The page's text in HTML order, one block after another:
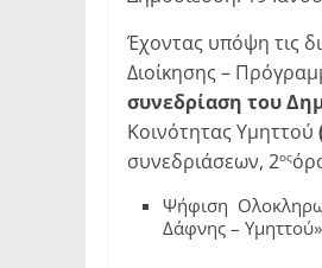
Έχοντας υπόψη τις
Διοίκησης –
συνεδρίαση του
Κοινότητας Υμηττού
συνεδριάσεων, 2ος
Ψήφιση
Δάφνης –